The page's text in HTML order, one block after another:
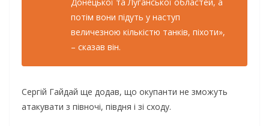
Донецької та Луганської областей, а
потім вони підуть у наступ
величезною кількістю танків, піхоти»,
– сказав він.
Сергій Гайдай ще додав, що окупанти не зможуть
атакувати з півночі, півдня і зі сходу.